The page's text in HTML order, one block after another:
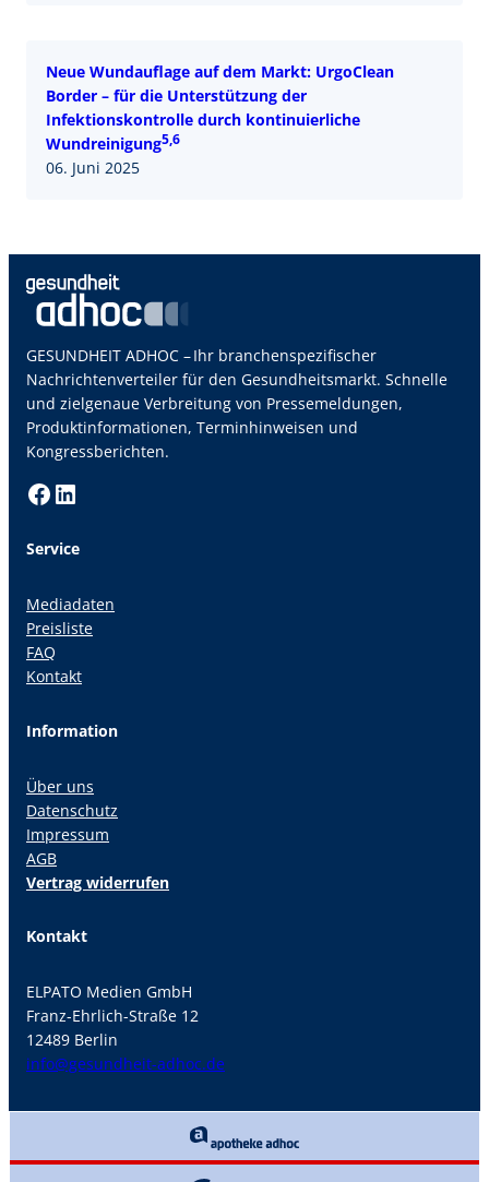
Neue Wundauflage auf dem Markt: UrgoClean
Border – für die Unterstützung der
Infektionskontrolle durch kontinuierliche
Wundreinigung5,6
06. Juni 2025
GESUNDHEIT ADHOC – Ihr branchenspezifischer
Nachrichtenverteiler für den Gesundheitsmarkt. Schnelle
und zielgenaue Verbreitung von Pressemeldungen,
Produktinformationen, Terminhinweisen und
Kongressberichten.
Facebook LinkedIn
Service
Mediadaten
Preisliste
FAQ
Kontakt
Information
Über uns
Datenschutz
Impressum
AGB
Vertrag widerrufen
Kontakt
ELPATO Medien GmbH
Franz-Ehrlich-Straße 12
12489 Berlin
info@gesundheit-adhoc.de